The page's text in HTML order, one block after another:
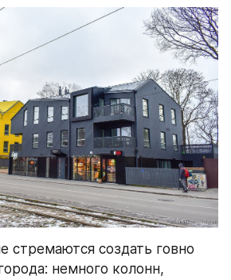
стремаются создать говно
немного колонн,